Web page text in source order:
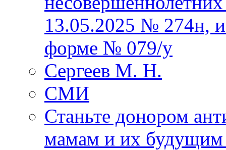
13.05.2025 № 274н,
форме № 079/у
Сергеев М. Н.
СМИ
Станьте донором
мамам и их